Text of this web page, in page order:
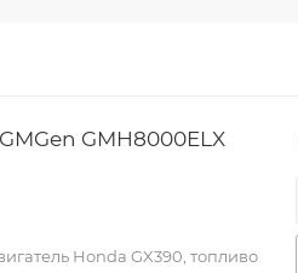
GMH8000ELX
Honda GX390, топливо